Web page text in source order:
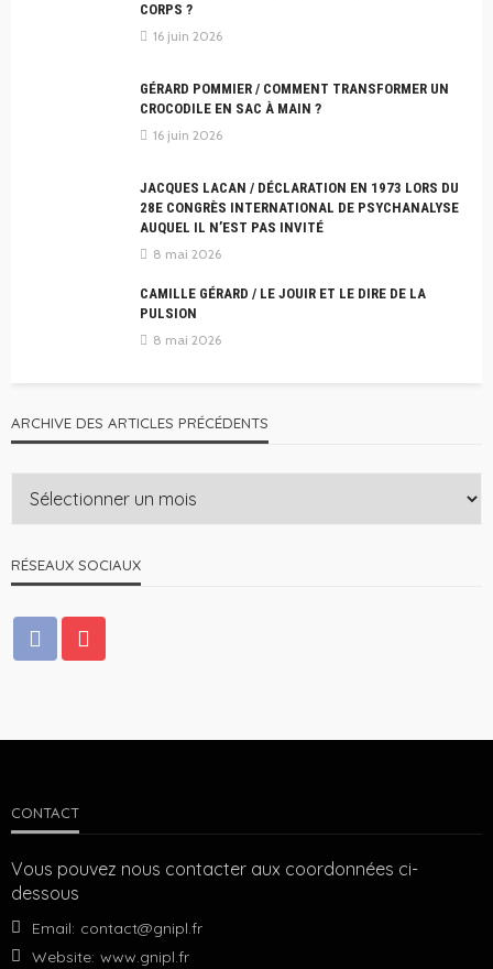
CORPS ?
16 juin 2026
GÉRARD POMMIER / COMMENT TRANSFORMER UN
CROCODILE EN SAC À MAIN ?
16 juin 2026
JACQUES LACAN / DÉCLARATION EN 1973 LORS DU
28E CONGRÈS INTERNATIONAL DE PSYCHANALYSE
AUQUEL IL N’EST PAS INVITÉ
8 mai 2026
CAMILLE GÉRARD / LE JOUIR ET LE DIRE DE LA
PULSION
8 mai 2026
ARCHIVE DES ARTICLES PRÉCÉDENTS
RÉSEAUX SOCIAUX
CONTACT
Vous pouvez nous contacter aux coordonnées ci-
dessous
Email: contact@gnipl.fr
Website: www.gnipl.fr